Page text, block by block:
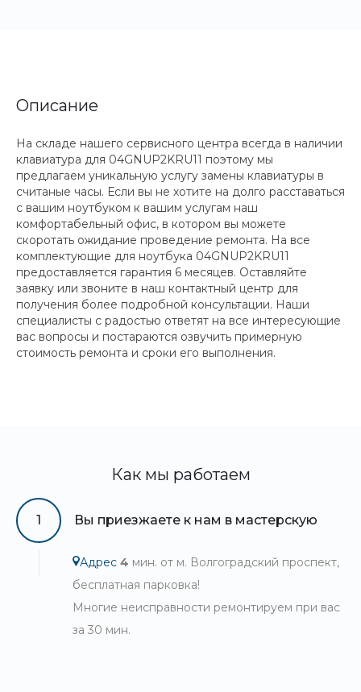
Описание
На складе нашего сервисного центра всегда в наличии
клавиатура для 04GNUP2KRU11 поэтому мы
предлагаем уникальную услугу замены клавиатуры в
считаные часы. Если вы не хотите на долго расставаться
с вашим ноутбуком к вашим услугам наш
комфортабельный офис, в котором вы можете
скоротать ожидание проведение ремонта. На все
комплектующие для ноутбука 04GNUP2KRU11
предоставляется гарантия 6 месяцев. Оставляйте
заявку или звоните в наш контактный центр для
получения более подробной консультации. Наши
специалисты с радостью ответят на все интересующие
вас вопросы и постараются озвучить примерную
стоимость ремонта и сроки его выполнения.
Как мы работаем
1 Вы приезжаете к нам в мастерскую
Адрес 4 мин. от м. Волгоградский проспект,
бесплатная парковка!
Многие неисправности ремонтируем при вас
за 30 мин.